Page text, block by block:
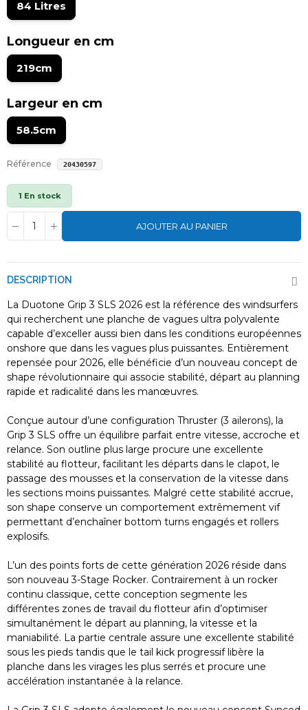
84 Litres
Longueur en cm
219cm
Largeur en cm
58.5cm
Référence 20430597
1 En stock
AJOUTER AU PANIER
DESCRIPTION
La Duotone Grip 3 SLS 2026 est la référence des windsurfers
qui recherchent une planche de vagues ultra polyvalente
capable d’exceller aussi bien dans les conditions européennes
onshore que dans les vagues plus puissantes. Entièrement
repensée pour 2026, elle bénéficie d’un nouveau concept de
shape révolutionnaire qui associe stabilité, départ au planning
rapide et radicalité dans les manœuvres.
Conçue autour d’une configuration Thruster (3 ailerons), la
Grip 3 SLS offre un équilibre parfait entre vitesse, accroche et
relance. Son outline plus large procure une excellente
stabilité au flotteur, facilitant les départs dans le clapot, le
passage des mousses et la conservation de la vitesse dans
les sections moins puissantes. Malgré cette stabilité accrue,
son shape conserve un comportement extrêmement vif
permettant d’enchaîner bottom turns engagés et rollers
explosifs.
L’un des points forts de cette génération 2026 réside dans
son nouveau 3-Stage Rocker. Contrairement à un rocker
continu classique, cette conception segmente les
différentes zones de travail du flotteur afin d’optimiser
simultanément le départ au planning, la vitesse et la
maniabilité. La partie centrale assure une excellente stabilité
sous les pieds tandis que le tail kick progressif libère la
planche dans les virages les plus serrés et procure une
accélération instantanée à la relance.